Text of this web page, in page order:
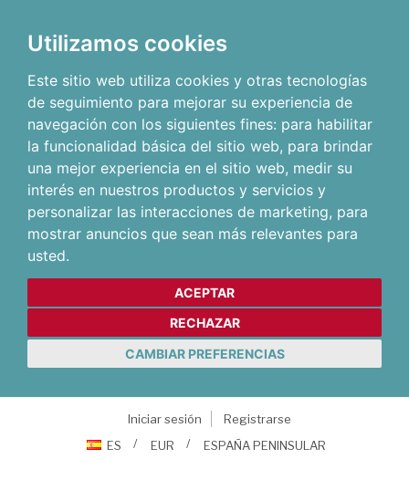
Utilizamos cookies
Este sitio web utiliza cookies y otras tecnologías
de seguimiento para mejorar su experiencia de
navegación con los siguientes fines: para habilitar
la funcionalidad básica del sitio web, para brindar
una mejor experiencia en el sitio web, medir su
interés en nuestros productos y servicios y
personalizar las interacciones de marketing, para
mostrar anuncios que sean más relevantes para
usted.
ACEPTAR
RECHAZAR
CAMBIAR PREFERENCIAS
Iniciar sesión
Registrarse
ES
EUR ESPAÑA PENINSULAR